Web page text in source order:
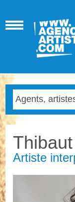
Thibaut
Artiste